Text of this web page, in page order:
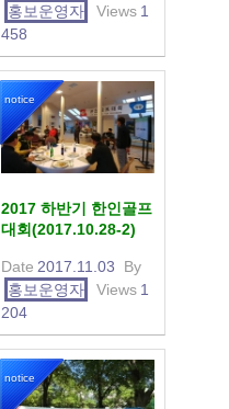
홍보운영자
Views 1
458
notice
2017 하반기 한인골프
대회(2017.10.28-2)
Date 2017.11.03
By
홍보운영자
Views 1
204
notice